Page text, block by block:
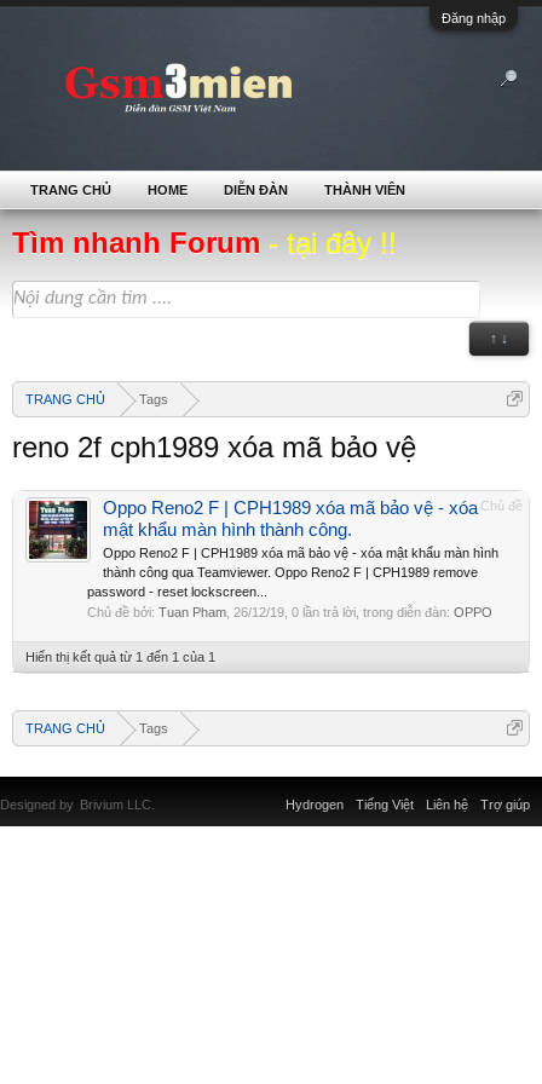
Đăng nhập
Tìm nhanh Forum - tại đây !!
↑ ↓
TRANG CHỦ Tags
reno 2f cph1989 xóa mã bảo vệ
Chủ đề
Oppo Reno2 F | CPH1989 xóa mã bảo vệ - xóa
mật khẩu màn hình thành công.
Oppo Reno2 F | CPH1989 xóa mã bảo vệ - xóa mật khẩu màn hình
thành công qua Teamviewer. Oppo Reno2 F | CPH1989 remove
password - reset lockscreen...
Chủ đề bởi: Tuan Pham 26/12/19 , 0 lần trả lời, trong diễn đàn: OPPO
Hiển thị kết quả từ 1 đến 1 của 1
TRANG CHỦ Tags
TRANG CHỦ HOME DIỄN ĐÀN THÀNH VIÊN
Liên hệ Trợ giúp
Hydrogen Tiếng Việt
Designed by Brivium LLC.